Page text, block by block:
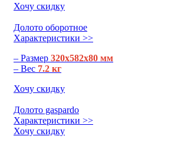
Хочу скидку
Долото оборотное
Характеристики >>
– Размер 320х582х80 мм
– Вес 7.2 кг
Хочу скидку
Долото gaspardo
Характеристики >>
Хочу скидку